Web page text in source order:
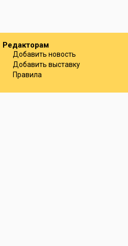
Редакторам
Добавить новость
Добавить выставку
Правила